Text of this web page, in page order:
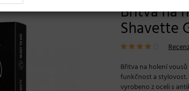
Břitva na
Shavette
Břitva na holení
funkčnost a
vyrobeno z oceli s